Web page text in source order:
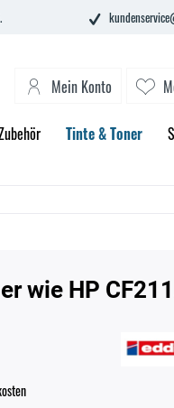
Mein Konto
Tinte & Toner
wie HP